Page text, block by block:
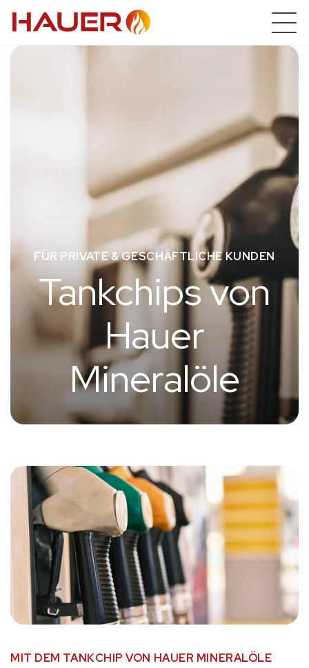
FÜR PRIVATE & GESCHÄFTLICHE KUNDEN
Tankchips von
Hauer
Mineralöle
MIT DEM TANKCHIP VON HAUER MINERALÖLE